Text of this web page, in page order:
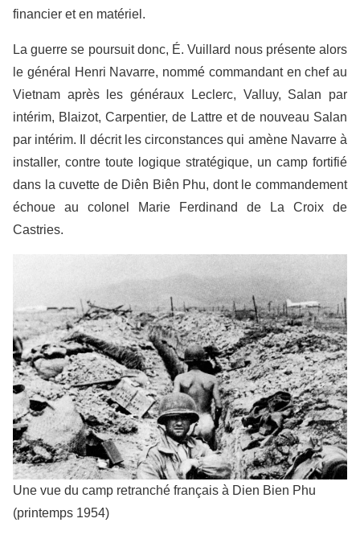
financier et en matériel.
La guerre se poursuit donc, É. Vuillard nous présente alors
le général Henri Navarre, nommé commandant en chef au
Vietnam après les généraux Leclerc, Valluy, Salan par
intérim, Blaizot, Carpentier, de Lattre et de nouveau Salan
par intérim. Il décrit les circonstances qui amène Navarre à
installer, contre toute logique stratégique, un camp fortifié
dans la cuvette de Diên Biên Phu, dont le commandement
échoue au colonel Marie Ferdinand de La Croix de
Castries.
Une vue du camp retranché français à Dien Bien Phu
(printemps 1954)